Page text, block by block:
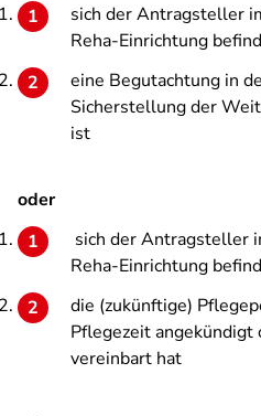
sich der Antragsteller
Reha-Einrichtung
eine Begutachtung in
Sicherstellung der
ist
oder
sich der Antragsteller
Reha-Einrichtung
die (zukünftige)
Pflegezeit
vereinbart hat